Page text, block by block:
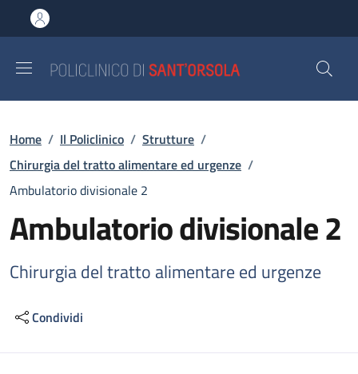
al contenuto principale
to footer content
Briciole di pane
Home / Il Policlinico / Strutture /
Chirurgia del tratto alimentare ed urgenze /
Ambulatorio divisionale 2
Ambulatorio divisionale 2
Chirurgia del tratto alimentare ed urgenze
Condividi